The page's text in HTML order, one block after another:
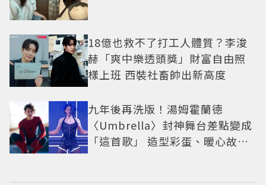
18億也救不了打工人體質？李浚
赫「爽中樂透頭獎」財富自由照
樣上班 西裝社畜帥出新高度
九年後再洗版！湯姆霍蘭德
〈Umbrella〉封神舞台差點變成
「這首歌」 造型彩蛋、暖心故事